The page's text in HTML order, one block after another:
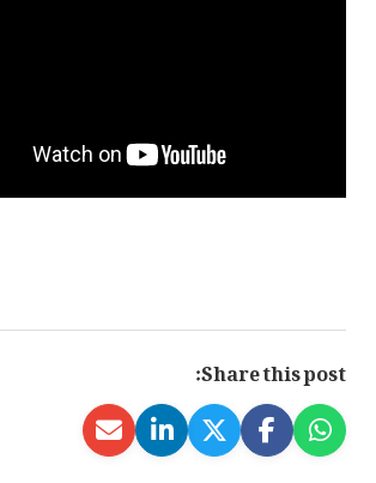
Share this post: